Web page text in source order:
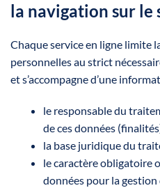
la navigation sur le
Chaque service en ligne limite
personnelles au strict
et s’accompagne d’une
le responsable du
de ces données
la base juridique du
le caractère obligatoire
données pour la